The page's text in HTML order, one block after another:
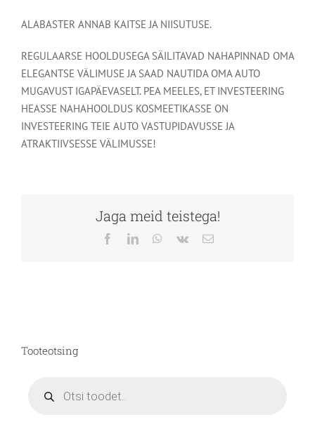
ALABASTER ANNAB KAITSE JA NIISUTUSE.
REGULAARSE HOOLDUSEGA SÄILITAVAD NAHAPINNAD OMA
ELEGANTSE VÄLIMUSE JA SAAD NAUTIDA OMA AUTO
MUGAVUST IGAPÄEVASELT. PEA MEELES, ET INVESTEERING
HEASSE NAHAHOOLDUS KOSMEETIKASSE ON
INVESTEERING TEIE AUTO VASTUPIDAVUSSE JA
ATRAKTIIVSESSE VÄLIMUSSE!
Jaga meid teistega!
FacebookLinkedInWhatsApp
Vk Email
Tooteotsing
search